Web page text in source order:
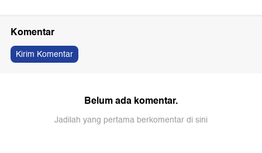
Komentar
Kirim Komentar
Belum ada komentar.
Jadilah yang pertama berkomentar di sini